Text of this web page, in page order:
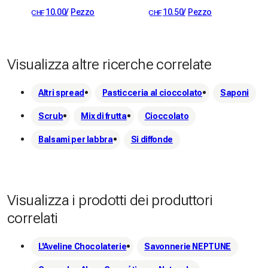
sostenibile e rispettosa della biodiversità.
CHF 10.00/ Pezzo CHF 10.50/ Pezzo
Visualizza altre ricerche correlate
Altri spread Pasticceria al cioccolato Saponi
Scrub Mix di frutta Cioccolato
Balsami per labbra Si diffonde
Visualizza i prodotti dei produttori
correlati
L'Aveline Chocolaterie Savonnerie NEPTUNE